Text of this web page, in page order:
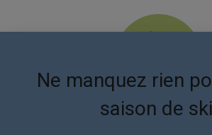
EN ATTENDANT
Ne manquez rien
saison de